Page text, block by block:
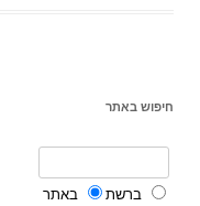
חיפוש באתר
ברשת באתר